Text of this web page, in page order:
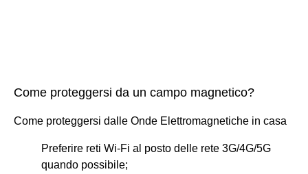
Come proteggersi da un campo magnetico?
Come proteggersi dalle Onde Elettromagnetiche in casa
Preferire reti Wi-Fi al posto delle rete 3G/4G/5G
quando possibile;